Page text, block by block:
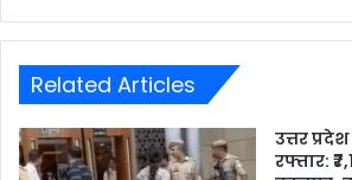
Related Articles
उत्तर
रफ्तार: